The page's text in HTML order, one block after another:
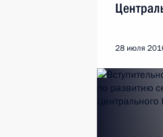
28 июля